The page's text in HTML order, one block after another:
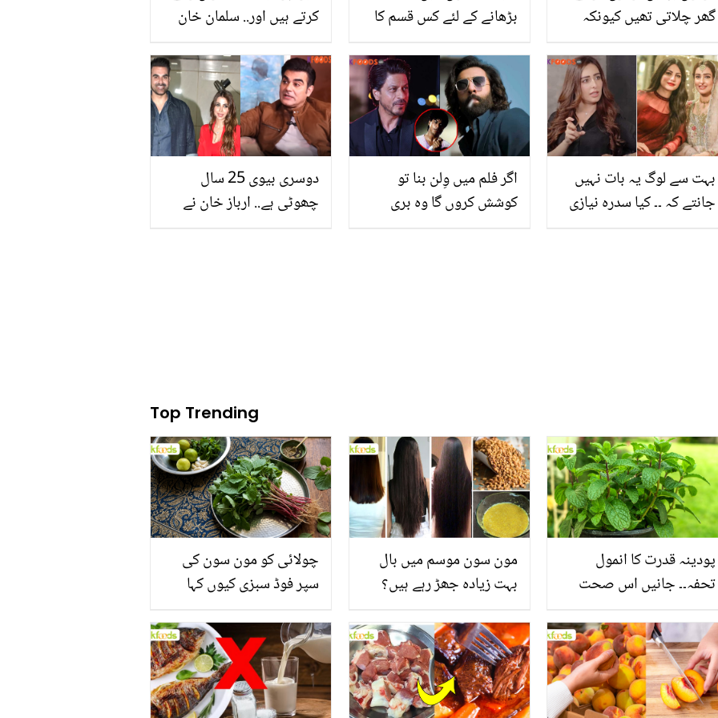
کرتے ہیں اور.. سلمان خان
ساتھ کیا سلوک کرتے ہیں؟
بڑھانے کے لئے کس قسم کا
ہیں؟ ایسا گرم مصالحہ جو
آپ کے کھانوں میں بھی
جان ڈال دے
گھر چلاتی تھیں کیونکہ
موت کیسے ہوئی؟ شعیب
ملک بتاتے رو پڑے
دوسری بیوی 25 سال
چھوٹی ہے.. ارباز خان نے
اگر فلم میں وِلن بنا تو
کوشش کروں گا وہ بری
بہت سے لوگ یہ بات نہیں
جانتے کہ ۔۔ کیا سدرہ نیازی
Top Trending
چولائی کو مون سون کی
سپر فوڈ سبزی کیوں کہا
منرلز اور اینٹی آکسیڈنٹس
سے بھرپور اس سبزی کے
فائدے
مون سون موسم میں بال
بہت زیادہ جھڑ رہے ہیں؟
بنانے کے چند قدرتی طریقے
پودینہ قدرت کا انمول
تحفہ۔۔ جانیں اس صحت
انگیز طبی فوائد